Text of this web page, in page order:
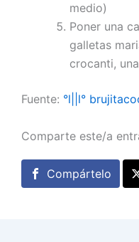
medio)
Poner una
galletas
crocanti,
Fuente: °l||l°
Comparte este/a
Compártelo